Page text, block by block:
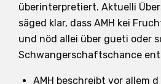
überinterpretiert. Aktuelli
säged klar, dass AMH kei
und nöd allei über gueti oder
Schwangerschaftschance
AMH beschreibt vor allem